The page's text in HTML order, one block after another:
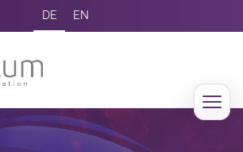
DE EN